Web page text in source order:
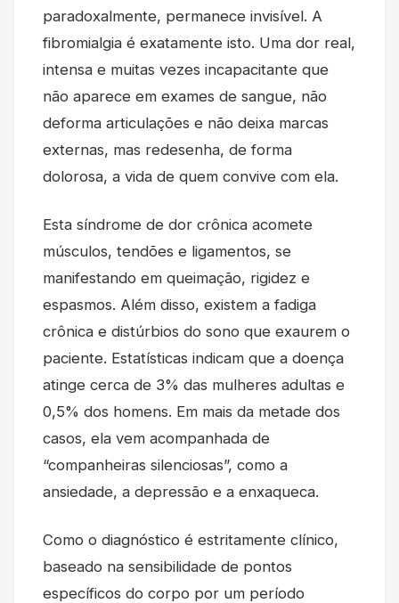
paradoxalmente, permanece invisível. A
fibromialgia é exatamente isto. Uma dor real,
intensa e muitas vezes incapacitante que
não aparece em exames de sangue, não
deforma articulações e não deixa marcas
externas, mas redesenha, de forma
dolorosa, a vida de quem convive com ela.
Esta síndrome de dor crônica acomete
músculos, tendões e ligamentos, se
manifestando em queimação, rigidez e
espasmos. Além disso, existem a fadiga
crônica e distúrbios do sono que exaurem o
paciente. Estatísticas indicam que a doença
atinge cerca de 3% das mulheres adultas e
0,5% dos homens. Em mais da metade dos
casos, ela vem acompanhada de
“companheiras silenciosas”, como a
ansiedade, a depressão e a enxaqueca.
Como o diagnóstico é estritamente clínico,
baseado na sensibilidade de pontos
específicos do corpo por um período